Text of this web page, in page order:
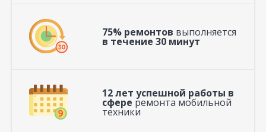
75% ремонтов выполняется
в течение 30 минут
12 лет успешной работы в
сфере ремонта мобильной
техники